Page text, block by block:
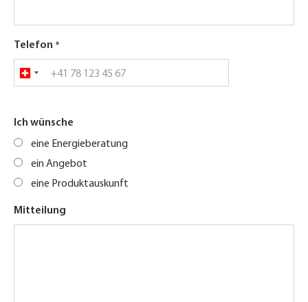
Telefon
Ich wünsche
eine Energieberatung
ein Angebot
eine Produktauskunft
Mitteilung